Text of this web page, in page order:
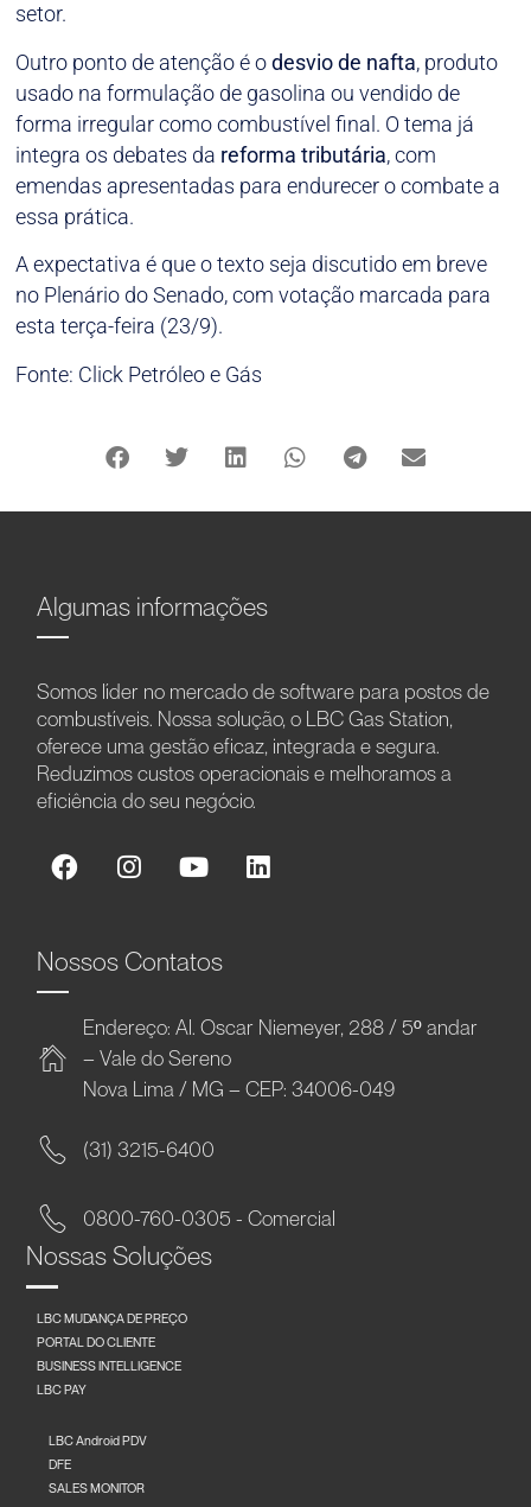
setor.
Outro ponto de atenção é odesvio de nafta, produto
usado na formulação de gasolina ou vendido de
forma irregular como combustível final. O tema já
integra os debates da reforma tributária, com
emendas apresentadas para endurecer o combate a
essa prática.
A expectativa é que o texto seja discutido em breve
no Plenário do Senado, com votação marcada para
esta terça-feira (23/9).
Fonte: Click Petróleo e Gás
Algumas informações
Somos líder no mercado de software para postos de
combustíveis. Nossa solução, o LBC Gas Station,
oferece uma gestão eficaz, integrada e segura.
Reduzimos custos operacionais e melhoramos a
eficiência do seu negócio.
Nossos Contatos
Endereço: Al. Oscar Niemeyer, 288 / 5º andar
– Vale do Sereno
Nova Lima / MG – CEP: 34006-049
(31) 3215-6400
0800-760-0305 - Comercial
Nossas Soluções
LBC MUDANÇA DE PREÇO
PORTAL DO CLIENTE
BUSINESS INTELLIGENCE
LBC PAY
LBC Android PDV
DFE
SALES MONITOR